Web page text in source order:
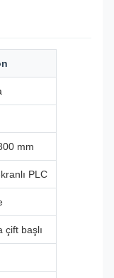
mm
PLC
çift başlı